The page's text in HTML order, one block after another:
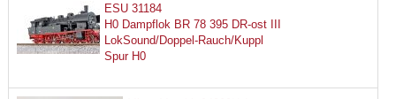
ESU 31184
H0 Dampflok BR 78 395 DR-ost III
LokSound/Doppel-Rauch/Kuppl
Spur H0